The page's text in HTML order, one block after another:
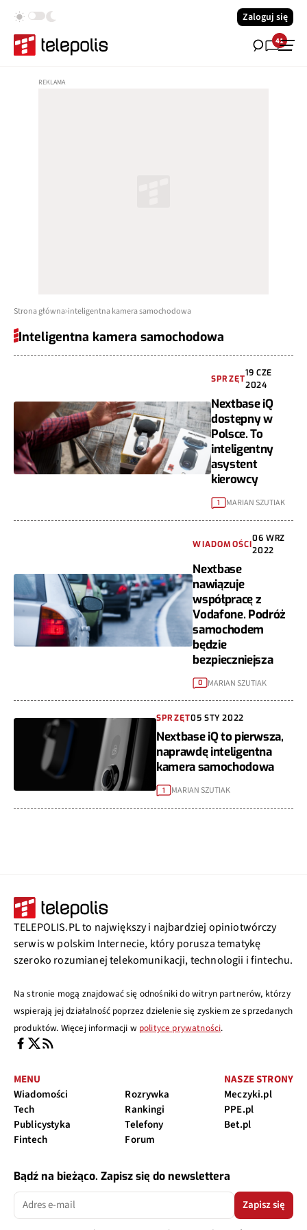
Zaloguj się
41
Strona główna inteligentna kamera samochodowa
Inteligentna kamera samochodowa
SPRZĘT
19 CZE
2024
Nextbase iQ
dostępny w
Polsce. To
inteligentny
asystent
kierowcy
1 MARIAN SZUTIAK
WIADOMOŚCI
06 WRZ
2022
Nextbase
nawiązuje
współpracę z
Vodafone. Podróż
samochodem
będzie
bezpieczniejsza
0 MARIAN SZUTIAK
SPRZĘT05 STY 2022
Nextbase iQ to pierwsza,
naprawdę inteligentna
kamera samochodowa
1 MARIAN SZUTIAK
TELEPOLIS.PL to największy i najbardziej opiniotwórczy
serwis w polskim Internecie, który porusza tematykę
szeroko rozumianej telekomunikacji, technologii i fintechu.
Na stronie mogą znajdować się odnośniki do witryn partnerów, którzy
wspierają jej działalność poprzez dzielenie się zyskiem ze sprzedanych
produktów. Więcej informacji w polityce prywatności.
MENU
Wiadomości
Tech
Publicystyka
Fintech
Rozrywka
Rankingi
Telefony
Forum
NASZE STRONY
Meczyki.pl
PPE.pl
Bet.pl
Bądź na bieżąco. Zapisz się do newslettera
Zapisz się